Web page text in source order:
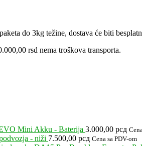
do 3kg težine, dostava će biti
rsd nema troškova transporta.
Mini Akku - Baterija 3.000,00 рсд
- niži 7.500,00 рсд Cena sa PDV-om